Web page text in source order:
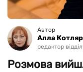
Автор
Алла Котляр
редактор
Розмова